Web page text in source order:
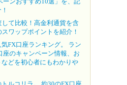
て比較！高金利通貨を含
ワップポイントを紹介！
FX口座ランキング。 ラン
座のキャンペーン情報、お
どを初心者にもわかりや